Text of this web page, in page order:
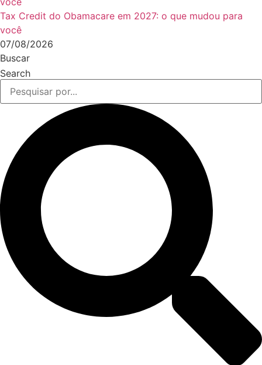
Tax Credit do Obamacare em 2027: o que mudou para
você
07/08/2026
Buscar
Search